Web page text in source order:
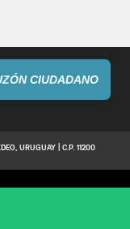
CIUDADANO
URUGUAY | C.P. 11200